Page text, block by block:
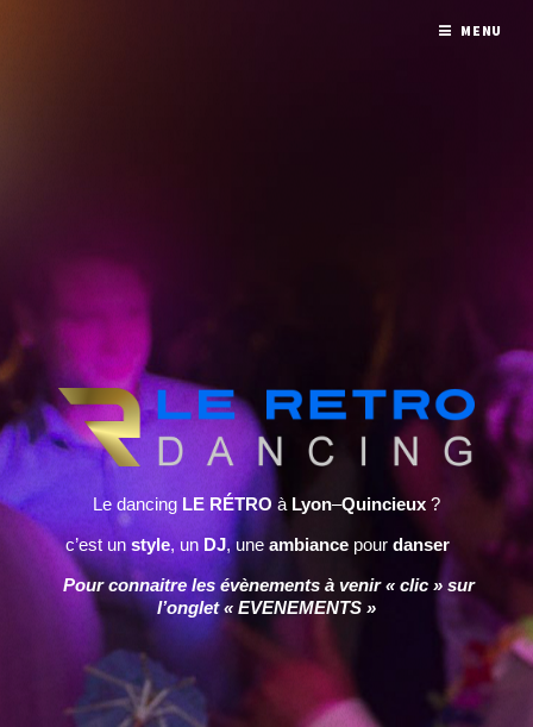
Le dancing LE RÉTRO à Lyon–Quincieux ?
c’est unstyle, un DJ, une ambiancepour danser
Pour connaitre les évènements à venir « clic » sur
l’onglet « EVENEMENTS »
MENU